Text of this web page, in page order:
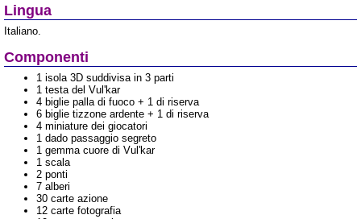
Lingua
Italiano.
Componenti
1 isola 3D suddivisa in 3 parti
1 testa del Vul'kar
4 biglie palla di fuoco + 1 di riserva
6 biglie tizzone ardente + 1 di riserva
4 miniature dei giocatori
1 dado passaggio segreto
1 gemma cuore di Vul'kar
1 scala
2 ponti
7 alberi
30 carte azione
12 carte fotografia